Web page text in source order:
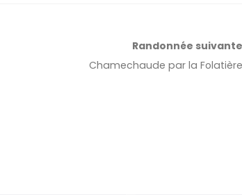
Randonnée suivante
Chamechaude par la Folatière